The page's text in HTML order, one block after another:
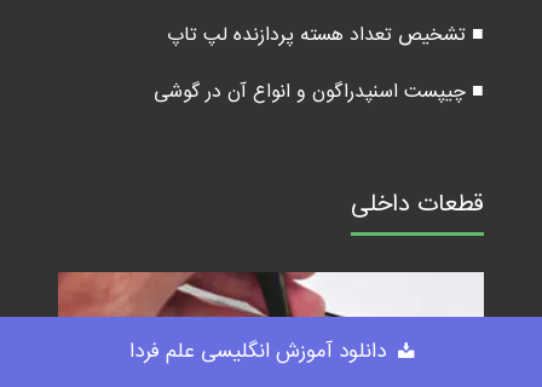
■ تشخیص تعداد هسته پردازنده لپ تاپ
■ چیپست اسنپدراگون و انواع آن در گوشی
قطعات داخلی
دانلود آموزش انگلیسی علم فردا